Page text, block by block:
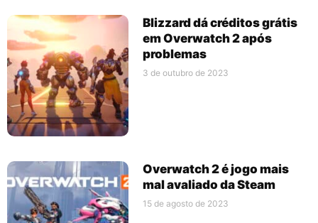
Blizzard dá créditos grátis
em Overwatch 2 após
problemas
3 de outubro de 2023
Overwatch 2 é jogo mais
mal avaliado da Steam
15 de agosto de 2023